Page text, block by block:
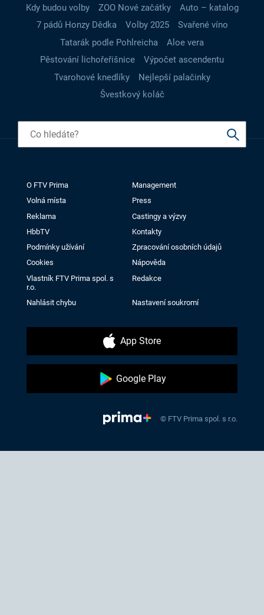
Kdy budou volby
ZOO Nové začátky
Auto – katalog
7 pádů Honzy Dědka
Volby 2025
Svařené víno
Tatarák podle Pohlreicha
Aloe vera
Pěstování lichořeřišnice
Výpočet ascendentu
Tvarohové knedlíky
Nejlepší palačinky
Švestkový koláč
O FTV Prima
Management
Volná místa
Press
Reklama
Castingy a výzvy
HbbTV
Kontakty
Podmínky užívání
Zpracování osobních údajů
Cookies
Nápověda
Vlastník FTV Prima spol. s
r.o.
Redakce
Nahlásit chybu Nastavení soukromí
App Store
Google Play
© FTV Prima spol. s r.o.